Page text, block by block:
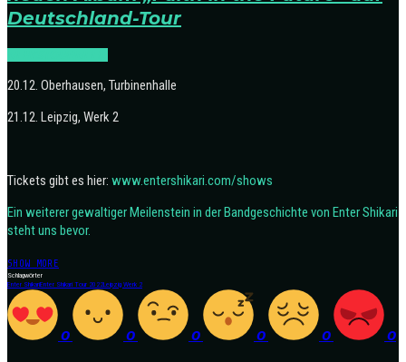
Deutschland-Tour
20.12. Oberhausen, Turbinenhalle
21.12. Leipzig, Werk 2
Tickets gibt es hier: www.entershikari.com/shows
Ein weiterer gewaltiger Meilenstein in der Bandgeschichte von Enter Shikari
steht uns bevor.
SHOW MORE
Schlagwörter
Enter ShikariEnter Shikari Tour 2022Leipzig Werk 2
0 0 0 0 0 0